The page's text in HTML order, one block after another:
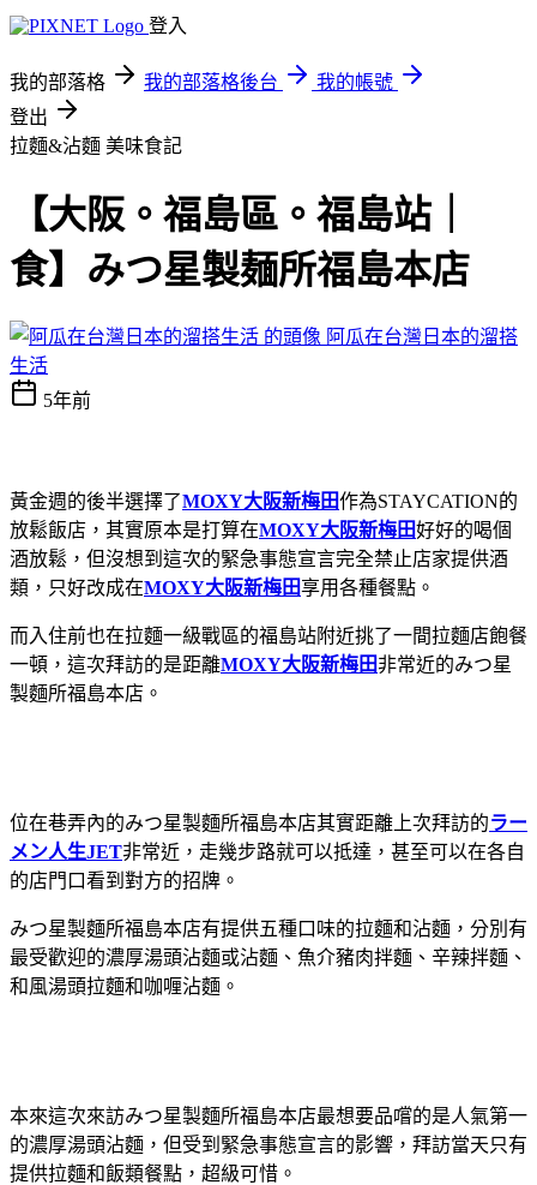
登入
我的部落格 我的部落格後台
我的帳號
登出
拉麵&沾麵 美味食記
【大阪。福島區。福島站｜
食】みつ星製麺所福島本店
阿瓜在台灣日本的溜搭
生活
5年前
黃金週的後半選擇了MOXY大阪新梅田作為STAYCATION的
放鬆飯店，其實原本是打算在MOXY大阪新梅田好好的喝個
酒放鬆，但沒想到這次的緊急事態宣言完全禁止店家提供酒
類，只好改成在MOXY大阪新梅田享用各種餐點。
而入住前也在拉麵一級戰區的福島站附近挑了一間拉麵店飽餐
一頓，這次拜訪的是距離MOXY大阪新梅田非常近的みつ星
製麵所福島本店。
位在巷弄內的みつ星製麵所福島本店其實距離上次拜訪的ラー
メン人生JET非常近，走幾步路就可以抵達，甚至可以在各自
的店門口看到對方的招牌。
みつ星製麵所福島本店有提供五種口味的拉麵和沾麵，分別有
最受歡迎的濃厚湯頭沾麵或沾麵、魚介豬肉拌麵、辛辣拌麵 、
和風湯頭拉麵和咖喱沾麵。
本來這次來訪みつ星製麵所福島本店最想要品嚐的是人氣第一
的濃厚湯頭沾麵，但受到緊急事態宣言的影響，拜訪當天只有
提供拉麵和飯類餐點，超級可惜。